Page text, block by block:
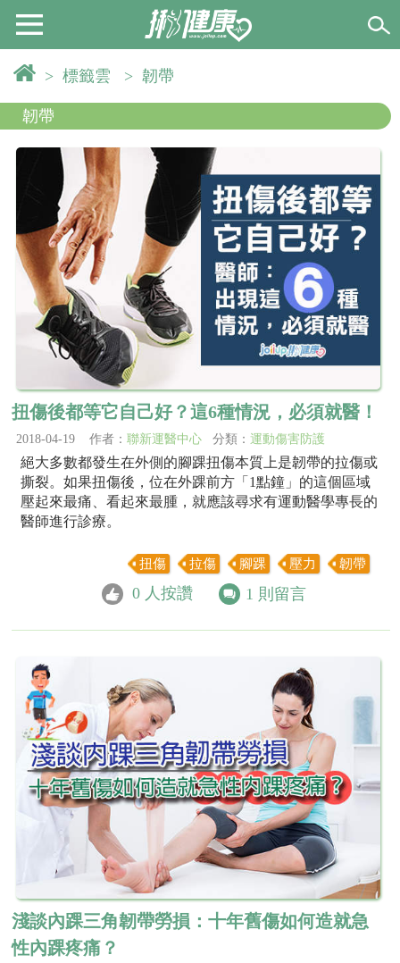
> 標籤雲 > 韌帶
韌帶
扭傷後都等它自己好？這6種情況，必須就醫！
2018-04-19 作者： 聯新運醫中心 分類： 運動傷害防護
絕大多數都發生在外側的腳踝扭傷本質上是韌帶的拉傷或
撕裂。如果扭傷後，位在外踝前方「1點鐘」的這個區域
壓起來最痛、看起來最腫，就應該尋求有運動醫學專長的
醫師進行診療。
扭傷 拉傷 腳踝 壓力 韌帶
0 人按讚 1 則留言
淺談內踝三角韌帶勞損：十年舊傷如何造就急
性內踝疼痛？